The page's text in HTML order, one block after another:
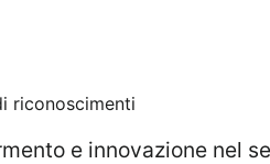
riconoscimenti